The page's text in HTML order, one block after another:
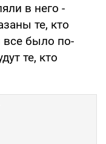
в него -
те, кто
все было по-
те, кто